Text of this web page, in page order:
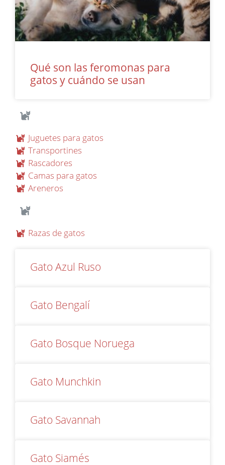
Qué son las feromonas para
gatos y cuándo se usan
Juguetes para gatos
Transportines
Rascadores
Camas para gatos
Areneros
Razas de gatos
Gato Azul Ruso
Gato Bengalí
Gato Bosque Noruega
Gato Munchkin
Gato Savannah
Gato Siamés